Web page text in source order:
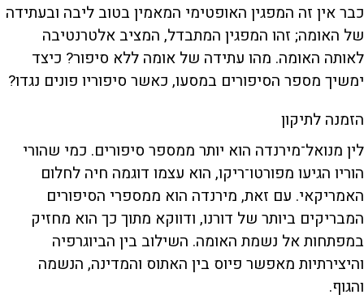
כבר אין זה המפגין האופטימי המאמין בטוב ליבה ובעתידה
של האומה; זהו המפגין המתבדל, המציב אלטרנטיבה
לאותה האומה. מהו עתידה של אומה ללא סיפור? כיצד
ימשיך מספר הסיפורים במסעו, כאשר סיפוריו פונים נגדו?
הזמנה לתיקון
לין מנואל־מירנדה הוא יותר ממספר סיפורים. כמי שהורי
הוריו הגיעו מפורטו־ריקו, הוא עצמו דוגמה חיה לחלום
האמריקאי. עם זאת, מירנדה הוא ממספרי הסיפורים
המבריקים ביותר של דורנו, ודווקא מתוך כך הוא מחזיק
במפתחות אל נשמת האומה. השילוב בין הביוגרפיה
והיצירתיות מאפשר פיוס בין האתוס והמדינה, הנשמה
והגוף.